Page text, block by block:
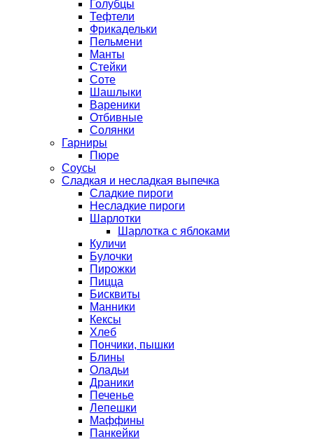
Голубцы
Тефтели
Фрикадельки
Пельмени
Манты
Стейки
Соте
Шашлыки
Вареники
Отбивные
Солянки
Гарниры
Пюре
Соусы
Сладкая и несладкая выпечка
Сладкие пироги
Несладкие пироги
Шарлотки
Шарлотка с яблоками
Куличи
Булочки
Пирожки
Пицца
Бисквиты
Манники
Кексы
Хлеб
Пончики, пышки
Блины
Оладьи
Драники
Печенье
Лепешки
Маффины
Панкейки